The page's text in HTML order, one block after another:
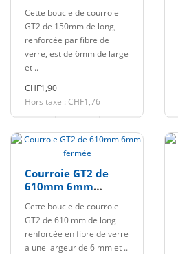
Cette boucle de courroie
GT2 de 150mm de long,
renforcée par fibre de
verre, est de 6mm de large
et ..
CHF1,90
Hors taxe : CHF1,76
Courroie GT2 de
610mm 6mm
Cette boucle de courroie
GT2 de 610 mm de long
renforcée en fibre de verre
a une largeur de 6 mm et ..